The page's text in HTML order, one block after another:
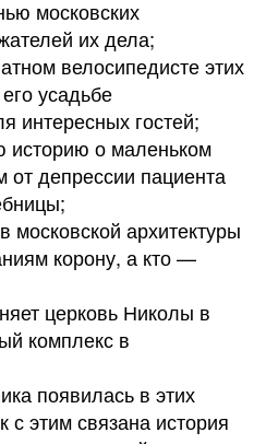
московских
их дела;
велосипедисте этих
усадьбе
интересных гостей;
историю о маленьком
от депрессии пациента
московской архитектуры
корону, а кто —
церковь Николы в
комплекс в
появилась в этих
этим связана история